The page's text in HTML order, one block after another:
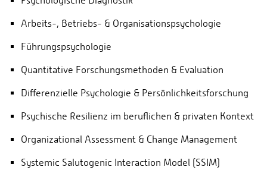
Arbeits-, Betriebs- & Organisationspsychologie
Führungspsychologie
Quantitative Forschungsmethoden & Evaluation
Differenzielle Psychologie & Persönlichkeitsforschung
Psychische Resilienz im beruflichen & privaten Kontext
Organizational Assessment & Change Management
Systemic Salutogenic Interaction Model (SSIM)